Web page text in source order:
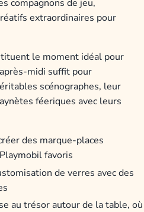
compagnons de jeu,
extraordinaires pour
le moment idéal pour
midi suffit pour
scénographes, leur
féeriques avec leurs
des marque-places
favoris
de verres avec des
au trésor autour de la table, où